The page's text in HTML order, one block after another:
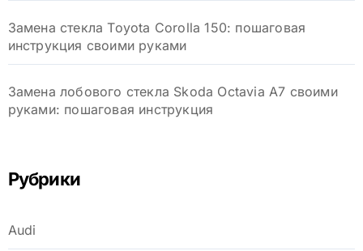
Замена стекла Toyota Corolla 150: пошаговая
инструкция своими руками
Замена лобового стекла Skoda Octavia A7 своими
руками: пошаговая инструкция
Рубрики
Audi